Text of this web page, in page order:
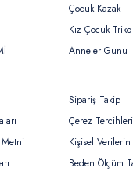
Çocuk Kazak
Kız Çocuk
Anneler Günü
Sipariş Takip
Çerez
Kişisel Verilerin
Beden Ölçüm